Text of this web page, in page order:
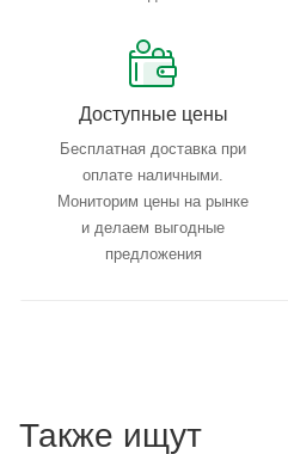
Доступные цены
Бесплатная доставка при
оплате наличными.
Мониторим цены на рынке
и делаем выгодные
предложения
Также ищут